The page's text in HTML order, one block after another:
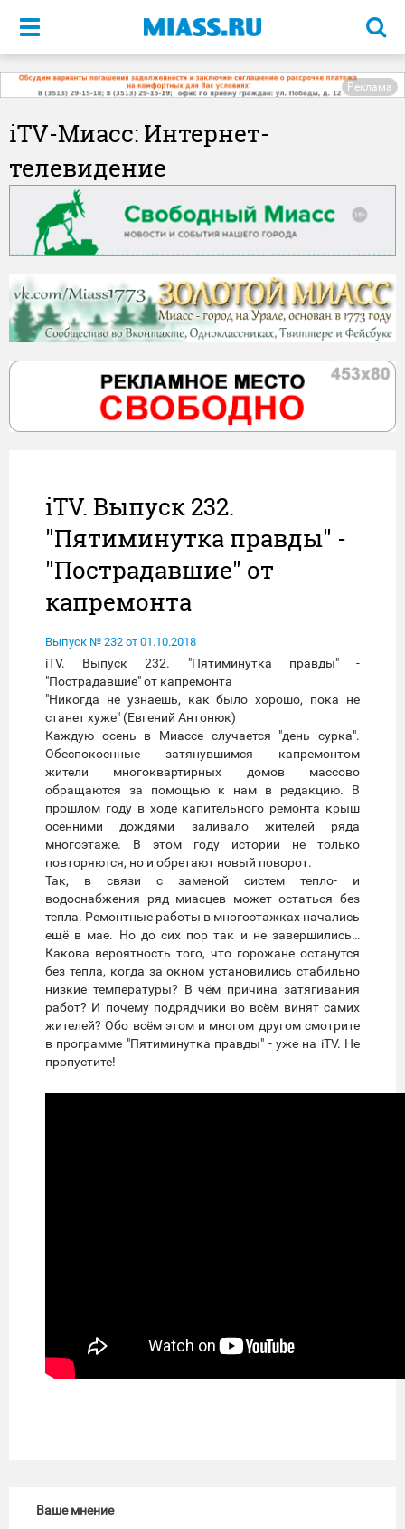
Меню
Реклама
iTV-Миасс: Интернет-
телевидение
iTV. Выпуск 232.
"Пятиминутка правды" -
"Пострадавшие" от
капремонта
Выпуск № 232 от 01.10.2018
iTV. Выпуск 232. "Пятиминутка правды" -
"Пострадавшие" от капремонта
"Никогда не узнаешь, как было хорошо, пока не
станет хуже" (Евгений Антонюк)
Каждую осень в Миассе случается "день сурка".
Обеспокоенные затянувшимся капремонтом
жители многоквартирных домов массово
обращаются за помощью к нам в редакцию. В
прошлом году в ходе капительного ремонта крыш
осенними дождями заливало жителей ряда
многоэтаже. В этом году истории не только
повторяются, но и обретают новый поворот.
Так, в связи с заменой систем тепло- и
водоснабжения ряд миасцев может остаться без
тепла. Ремонтные работы в многоэтажках начались
ещё в мае. Но до сих пор так и не завершились…
Какова вероятность того, что горожане останутся
без тепла, когда за окном установились стабильно
низкие температуры? В чём причина затягивания
работ? И почему подрядчики во всём винят самих
жителей? Обо всём этом и многом другом смотрите
в программе "Пятиминутка правды" - уже на iTV. Не
пропустите!
Ваше мнение